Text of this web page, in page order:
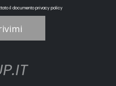
il documentoprivacy policy